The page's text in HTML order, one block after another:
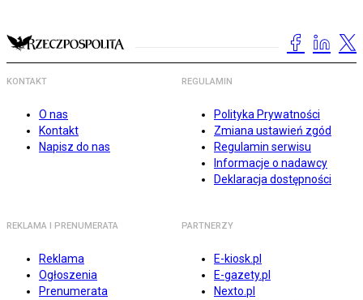
KONTAKT
O nas
Kontakt
Napisz do nas
REGULAMIN
Polityka Prywatności
Zmiana ustawień zgód
Regulamin serwisu
Informacje o nadawcy
Deklaracja dostępności
REKLAMA I PRENUMERATA
Reklama
Ogłoszenia
Prenumerata
PARTNERZY
E-kiosk.pl
E-gazety.pl
Nexto.pl